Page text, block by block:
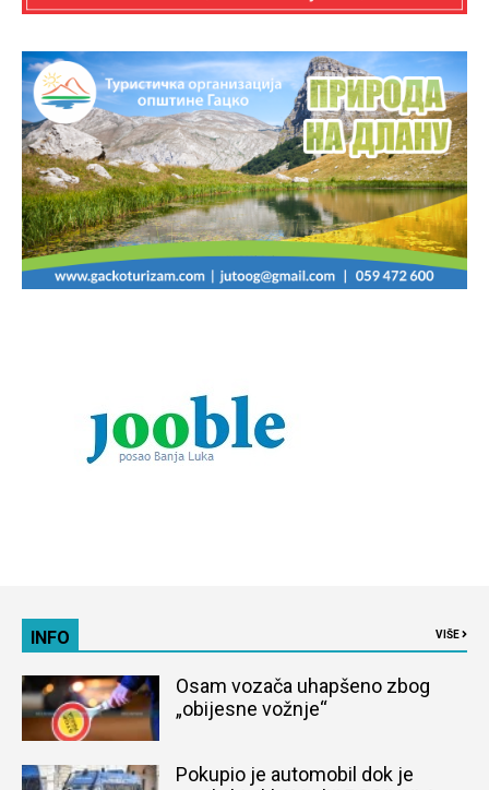
INFO VIŠE
Osam vozača uhapšeno zbog
„obijesne vožnje“
Pokupio je automobil dok je